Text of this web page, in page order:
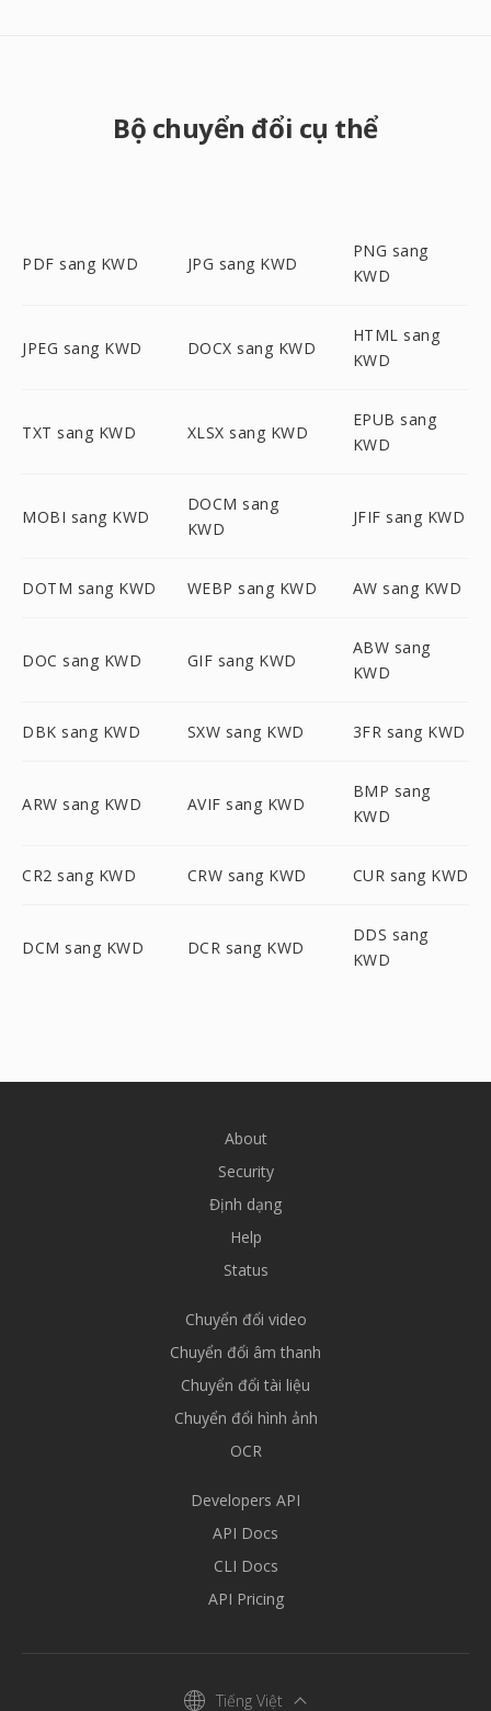
Bộ chuyển đổi cụ thể
PDF sang KWD JPG sang KWD
PNG sang
KWD
JPEG sang KWD DOCX sang KWD
HTML sang
KWD
TXT sang KWD XLSX sang KWD
EPUB sang
KWD
MOBI sang KWD
DOCM sang
KWD
JFIF sang KWD
DOTM sang KWD WEBP sang KWD AW sang KWD
DOC sang KWD GIF sang KWD
ABW sang
KWD
DBK sang KWD SXW sang KWD 3FR sang KWD
ARW sang KWD AVIF sang KWD
BMP sang
KWD
CR2 sang KWD CRW sang KWD CUR sang KWD
DCM sang KWD DCR sang KWD
DDS sang
KWD
About
Security
Định dạng
Help
Status
Chuyển đổi video
Chuyển đổi âm thanh
Chuyển đổi tài liệu
Chuyển đổi hình ảnh
OCR
Developers API
API Docs
CLI Docs
API Pricing
Tiếng Việt